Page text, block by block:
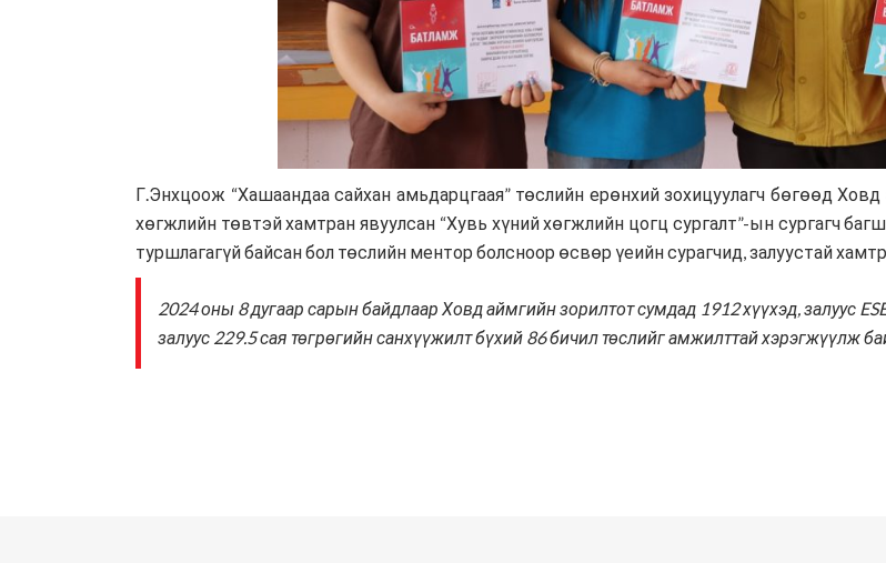
Г.Энхцоож “Хашаандаа сайхан амьдарцгаая” төслийн ерөнхий зохицуулагч бөгөөд
хөгжлийн төвтэй хамтран явуулсан “Хувь хүний хөгжлийн цогц сургалт”-ын сургагч
туршлагагүй байсан бол төслийн ментор болсноор өсвөр үеийн сурагчид, залуустай
2024 оны 8 дугаар сарын байдлаар Ховд аймгийн зорилтот сумдад 1912 хүүхэд, залуус
залуус 229.5 сая төгрөгийн санхүүжилт бүхий 86 бичил төслийг амжилттай хэрэгжүүлж